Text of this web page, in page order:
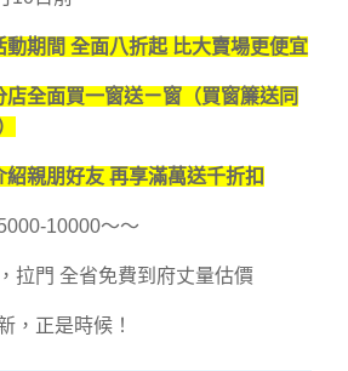
期間 全面八折起 比大賣場更便宜
全面買一窗送ㄧ窗（買窗簾送同
親朋好友 再享滿萬送千折扣
10000～～
拉門 全省免費到府丈量估價
，正是時候！